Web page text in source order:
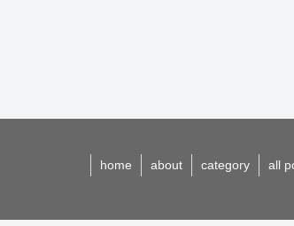
home about category all